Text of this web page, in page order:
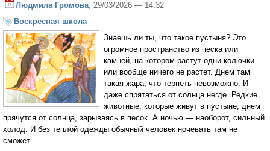
Людмила Громова, 29/03/2026 — 14:32
Воскресная школа
Знаешь ли ты, что такое пустыня? Это
огромное пространство из песка или
камней, на котором растут одни колючки
или вообще ничего не растет. Днем там
такая жара, что терпеть невозможно. И
даже спрятаться от солнца негде. Редкие
животные, которые живут в пустыне, днем
прячутся от солнца, зарываясь в песок. А ночью — наоборот, сильный
холод. И без теплой одежды обычный человек ночевать там не
сможет.